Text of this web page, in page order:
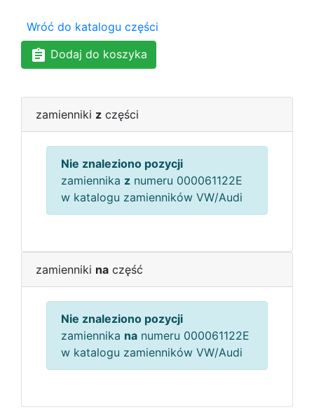
Wróć do katalogu części
Dodaj do koszyka
zamienniki z części
Nie znaleziono pozycji
zamiennika z numeru 000061122E
w katalogu zamienników VW/Audi
zamienniki na część
Nie znaleziono pozycji
zamiennika na numeru 000061122E
w katalogu zamienników VW/Audi